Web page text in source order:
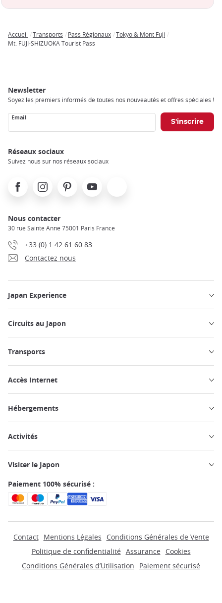
Breadcrumb
Accueil Transports Pass Régionaux
Tokyo & Mont Fuji
Mt. FUJI-SHIZUOKA Tourist Pass
Newsletter
Soyez les premiers informés de toutes nos nouveautés et offres spéciales !
Email
Réseaux sociaux
Suivez nous sur nos réseaux sociaux
FacebookInstagramPinterest Youtube
Nous contacter
30 rue Sainte Anne 75001 Paris France
+33 (0) 1 42 61 60 83
Contactez nous
Japan Experience
Circuits au Japon
Transports
Accès Internet
Hébergements
Activités
Visiter le Japon
Paiement 100% sécurisé :
Contact Mentions Légales
Conditions Générales de Vente
Politique de confidentialité Assurance
Cookies
Conditions Générales d’Utilisation
Paiement sécurisé